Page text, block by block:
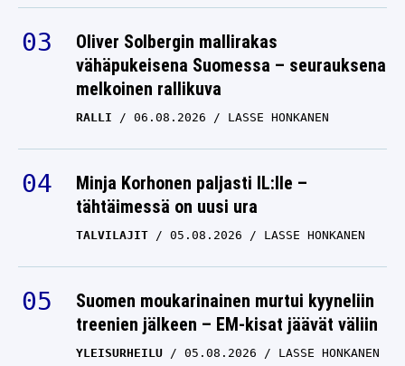
Oliver Solbergin mallirakas
vähäpukeisena Suomessa – seurauksena
melkoinen rallikuva
RALLI 06.08.2026 LASSE HONKANEN
Minja Korhonen paljasti IL:lle –
tähtäimessä on uusi ura
TALVILAJIT 05.08.2026 LASSE HONKANEN
Suomen moukarinainen murtui kyyneliin
treenien jälkeen – EM-kisat jäävät väliin
YLEISURHEILU 05.08.2026 LASSE HONKANEN